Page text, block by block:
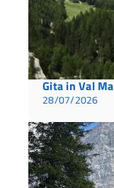
Gita in Val
28/07/2026